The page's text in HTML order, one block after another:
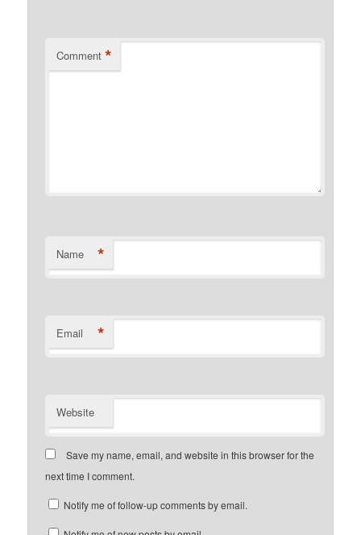
Comment *
Name *
Email *
Website
Save my name, email, and website in this browser for the
next time I comment.
Notify me of follow-up comments by email.